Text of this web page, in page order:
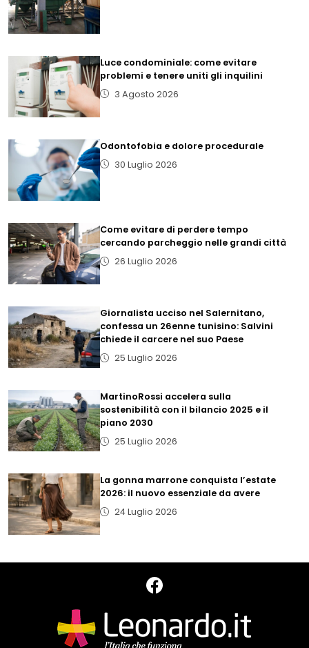
Luce condominiale: come evitare
problemi e tenere uniti gli inquilini
3 Agosto 2026
Odontofobia e dolore procedurale
30 Luglio 2026
Come evitare di perdere tempo
cercando parcheggio nelle grandi città
26 Luglio 2026
Giornalista ucciso nel Salernitano,
confessa un 26enne tunisino: Salvini
chiede il carcere nel suo Paese
25 Luglio 2026
MartinoRossi accelera sulla
sostenibilità con il bilancio 2025 e il
piano 2030
25 Luglio 2026
La gonna marrone conquista l’estate
2026: il nuovo essenziale da avere
24 Luglio 2026